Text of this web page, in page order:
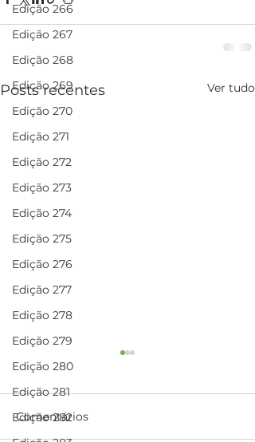
Edição 266
Edição 267
Edição 268
Edição 269
Edição 270
Edição 271
Edição 272
Edição 273
Edição 274
Edição 275
Edição 276
Edição 277
Edição 278
Edição 279
Edição 280
Edição 281
Edição 282
Posts recentes Ver tudo
Comentários